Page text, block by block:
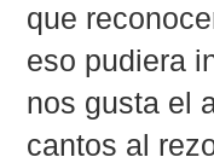
que
eso pudiera
nos gusta el
cantos al